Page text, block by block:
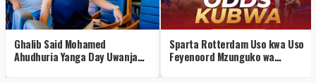
Ghalib Said Mohamed
Ahudhuria Yanga Day Uwanja
Sparta Rotterdam Uso kwa Uso
Feyenoord Mzunguko wa